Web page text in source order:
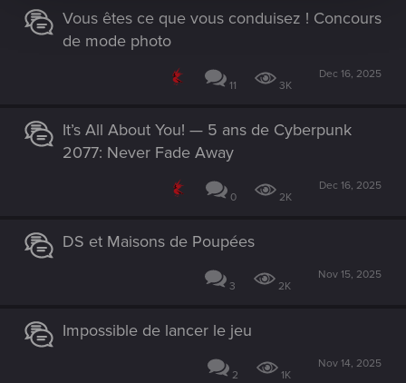
Vous êtes ce que vous conduisez ! Concours
de mode photo
11 3K
Dec 16, 2025
It’s All About You! — 5 ans de Cyberpunk
2077: Never Fade Away
0 2K
Dec 16, 2025
DS et Maisons de Poupées
3 2K
Nov 15, 2025
Impossible de lancer le jeu
2 1K
Nov 14, 2025